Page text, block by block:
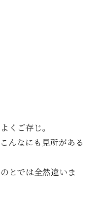
くご存じ。
んなにも見所がある
とでは全然違いま